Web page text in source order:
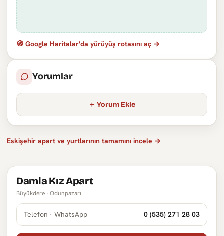
🧭 Google Haritalar'da yürüyüş rotasını aç →
Yorumlar
Yorum Ekle
Eskişehir apart ve yurtlarının tamamını incele →
Damla Kız Apart
Büyükdere · Odunpazarı
Telefon · WhatsApp 0 (535) 271 28 03